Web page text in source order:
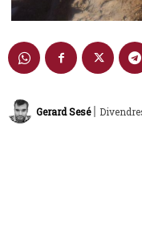
Gerard Sesé |